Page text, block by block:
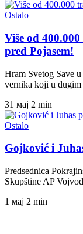
Ostalo
Više od
pred Pojasem!
Hram Svetog Save
vernika koji u
31 мај 2 min
Ostalo
Gojković i
Predsednica
Skupštine AP
1 мај 2 min